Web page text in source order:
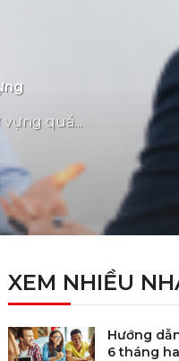
quá...
XEM NHIỀU
Hướng
6 tháng